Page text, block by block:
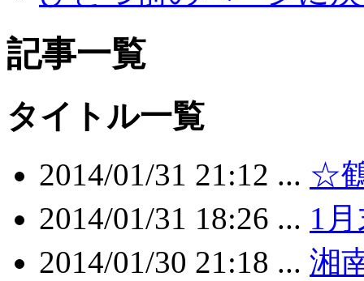
記事一覧
タイトル一覧
2014/01/31 21:12 ... ☆
2014/01/31 18:26 ... 1
2014/01/30 21:18 ... 湘